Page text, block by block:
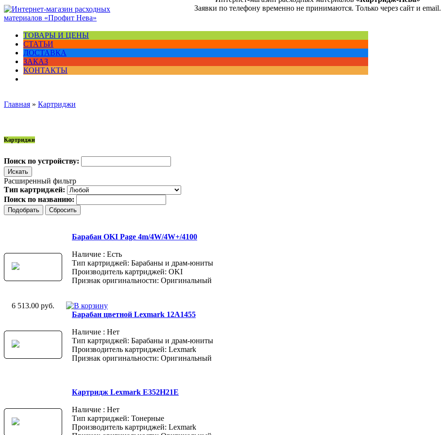
Заявки по телефону временно не принимаются. Только через сайт и email.
ТОВАРЫ И ЦЕНЫ
СТАТЬИ
ДОСТАВКА
ЗАКАЗ
КОНТАКТЫ
Главная » Картриджи
Картриджи
Поиск по устройству:
Расширенный фильтр
Тип картриджей:
Поиск по названию:
Барабан OKI Page 4m/4W/4W+/4100
Наличие : Есть
Тип картриджей: Барабаны и драм-юниты
Производитель картриджей: OKI
Признак оригинальности: Оригинальный
6 513.00 руб.
Барабан цветной Lexmark 12A1455
Наличие : Нет
Тип картриджей: Барабаны и драм-юниты
Производитель картриджей: Lexmark
Признак оригинальности: Оригинальный
Картридж Lexmark E352H21E
Наличие : Нет
Тип картриджей: Тонерные
Производитель картриджей: Lexmark